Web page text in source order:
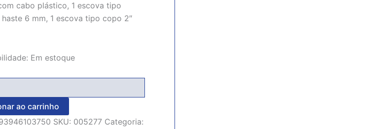
cabo plástico, 1 escova tipo
haste 6 mm, 1 escova tipo copo 2″
Em estoque
ao carrinho
SKU: 005277 Categoria: